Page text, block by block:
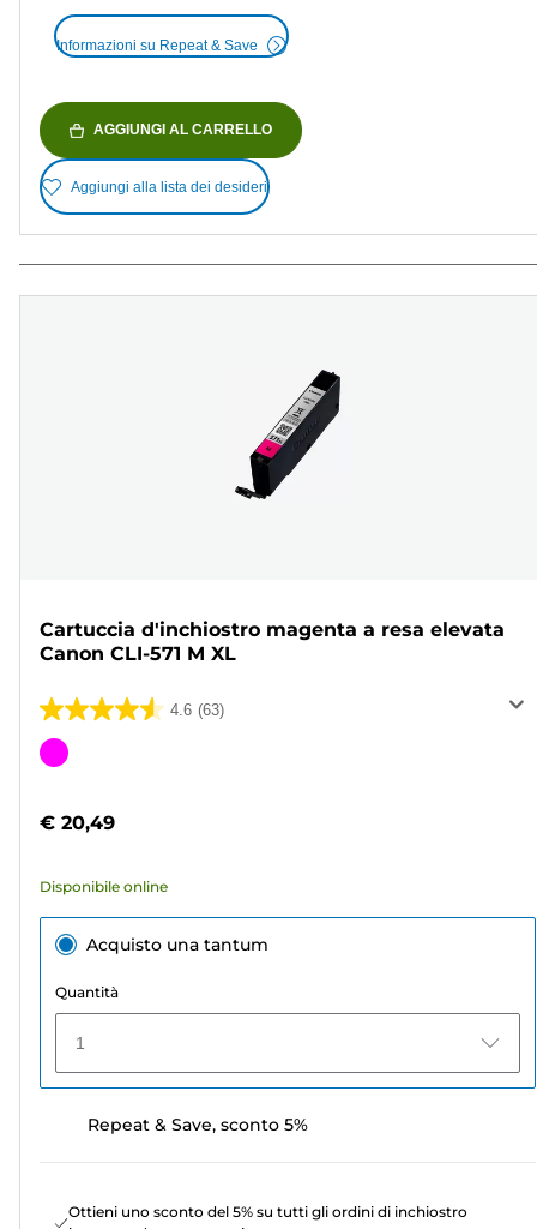
Informazioni su Repeat & Save
AGGIUNGI AL CARRELLO
Aggiungi alla lista dei desideri
Cartuccia d'inchiostro magenta a resa elevata
Canon CLI-571 M XL
4.6 (63)
4.6
su
63
Cartuccia
colori
€ 20,49
Disponibile online
Acquisto una tantum
Quantità
1
Repeat & Save, sconto 5%
Ottieni uno sconto del 5% su tutti gli ordini di inchiostro